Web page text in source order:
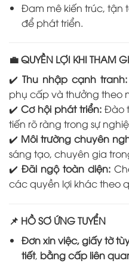
Đam mê kiến trúc, tận
để phát triển.
💼 QUYỀN LỢI KHI THAM
✔️ Thu nhập cạnh tranh:
phụ cấp và thưởng theo
✔️ Cơ hội phát triển:Đào
tiến rõ ràng trong sự
✔️ Môi trường chuyên
sáng tạo, chuyên gia
✔️ Đãi ngộ toàn diện:
các quyền lợi khác theo
📌 HỒ SƠ ỨNG TUYỂN
Đơn xin việc, giấy tờ
tiết, bằng cấp liên